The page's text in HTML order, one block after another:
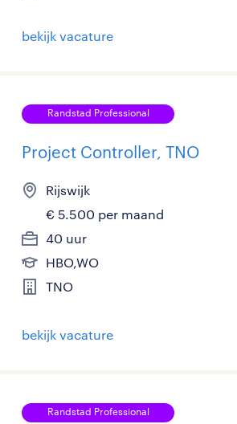
bekijk vacature
Randstad Professional
Project Controller, TNO
Rijswijk
€ 5.500 per maand
40 uur
HBO,WO
TNO
bekijk vacature
Randstad Professional